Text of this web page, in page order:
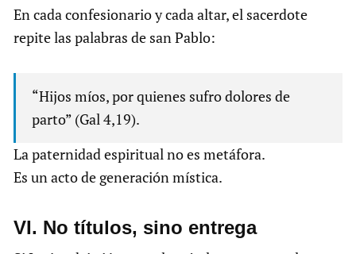
En cada confesionario y cada altar, el sacerdote
repite las palabras de san Pablo:
“Hijos míos, por quienes sufro dolores de
parto” (Gal 4,19).
La paternidad espiritual no es metáfora.
Es un acto de generación mística.
VI. No títulos, sino entrega